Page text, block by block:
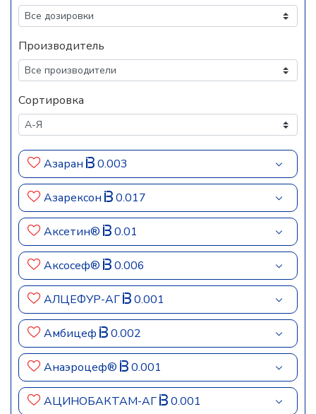
Производитель
Сортировка
Азаран 0.003
Азарексон 0.017
Аксетин® 0.01
Аксосеф® 0.006
АЛЦЕФУР-АГ 0.001
Амбицеф 0.002
Анаэроцеф® 0.001
АЦИНОБАКТАМ-АГ 0.001